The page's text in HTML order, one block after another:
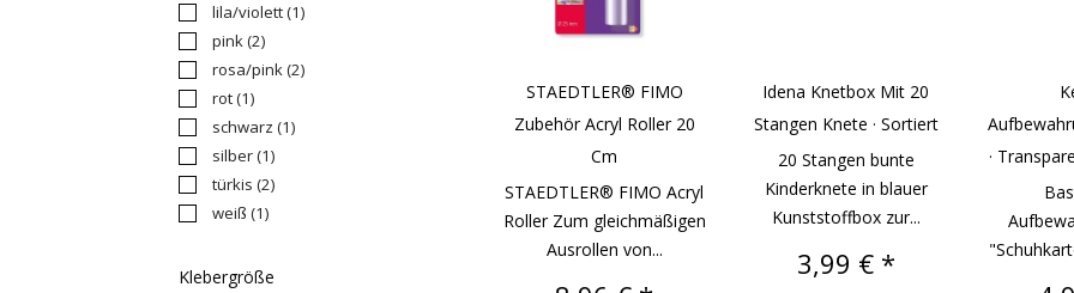
lila/violett(1)
pink(2)
rosa/pink(2)
rot(1)
schwarz(1)
silber(1)
türkis(2)
weiß(1)
Klebergröße
STAEDTLER® FIMO
Zubehör Acryl Roller 20
Cm
STAEDTLER® FIMO Acryl
Roller Zum gleichmäßigen
Ausrollen von...
Idena Knetbox Mit 20
Stangen Knete · Sortiert
20 Stangen bunte
Kinderknete in blauer
Kunststoffbox zur...
Preis
3,99 € *
·